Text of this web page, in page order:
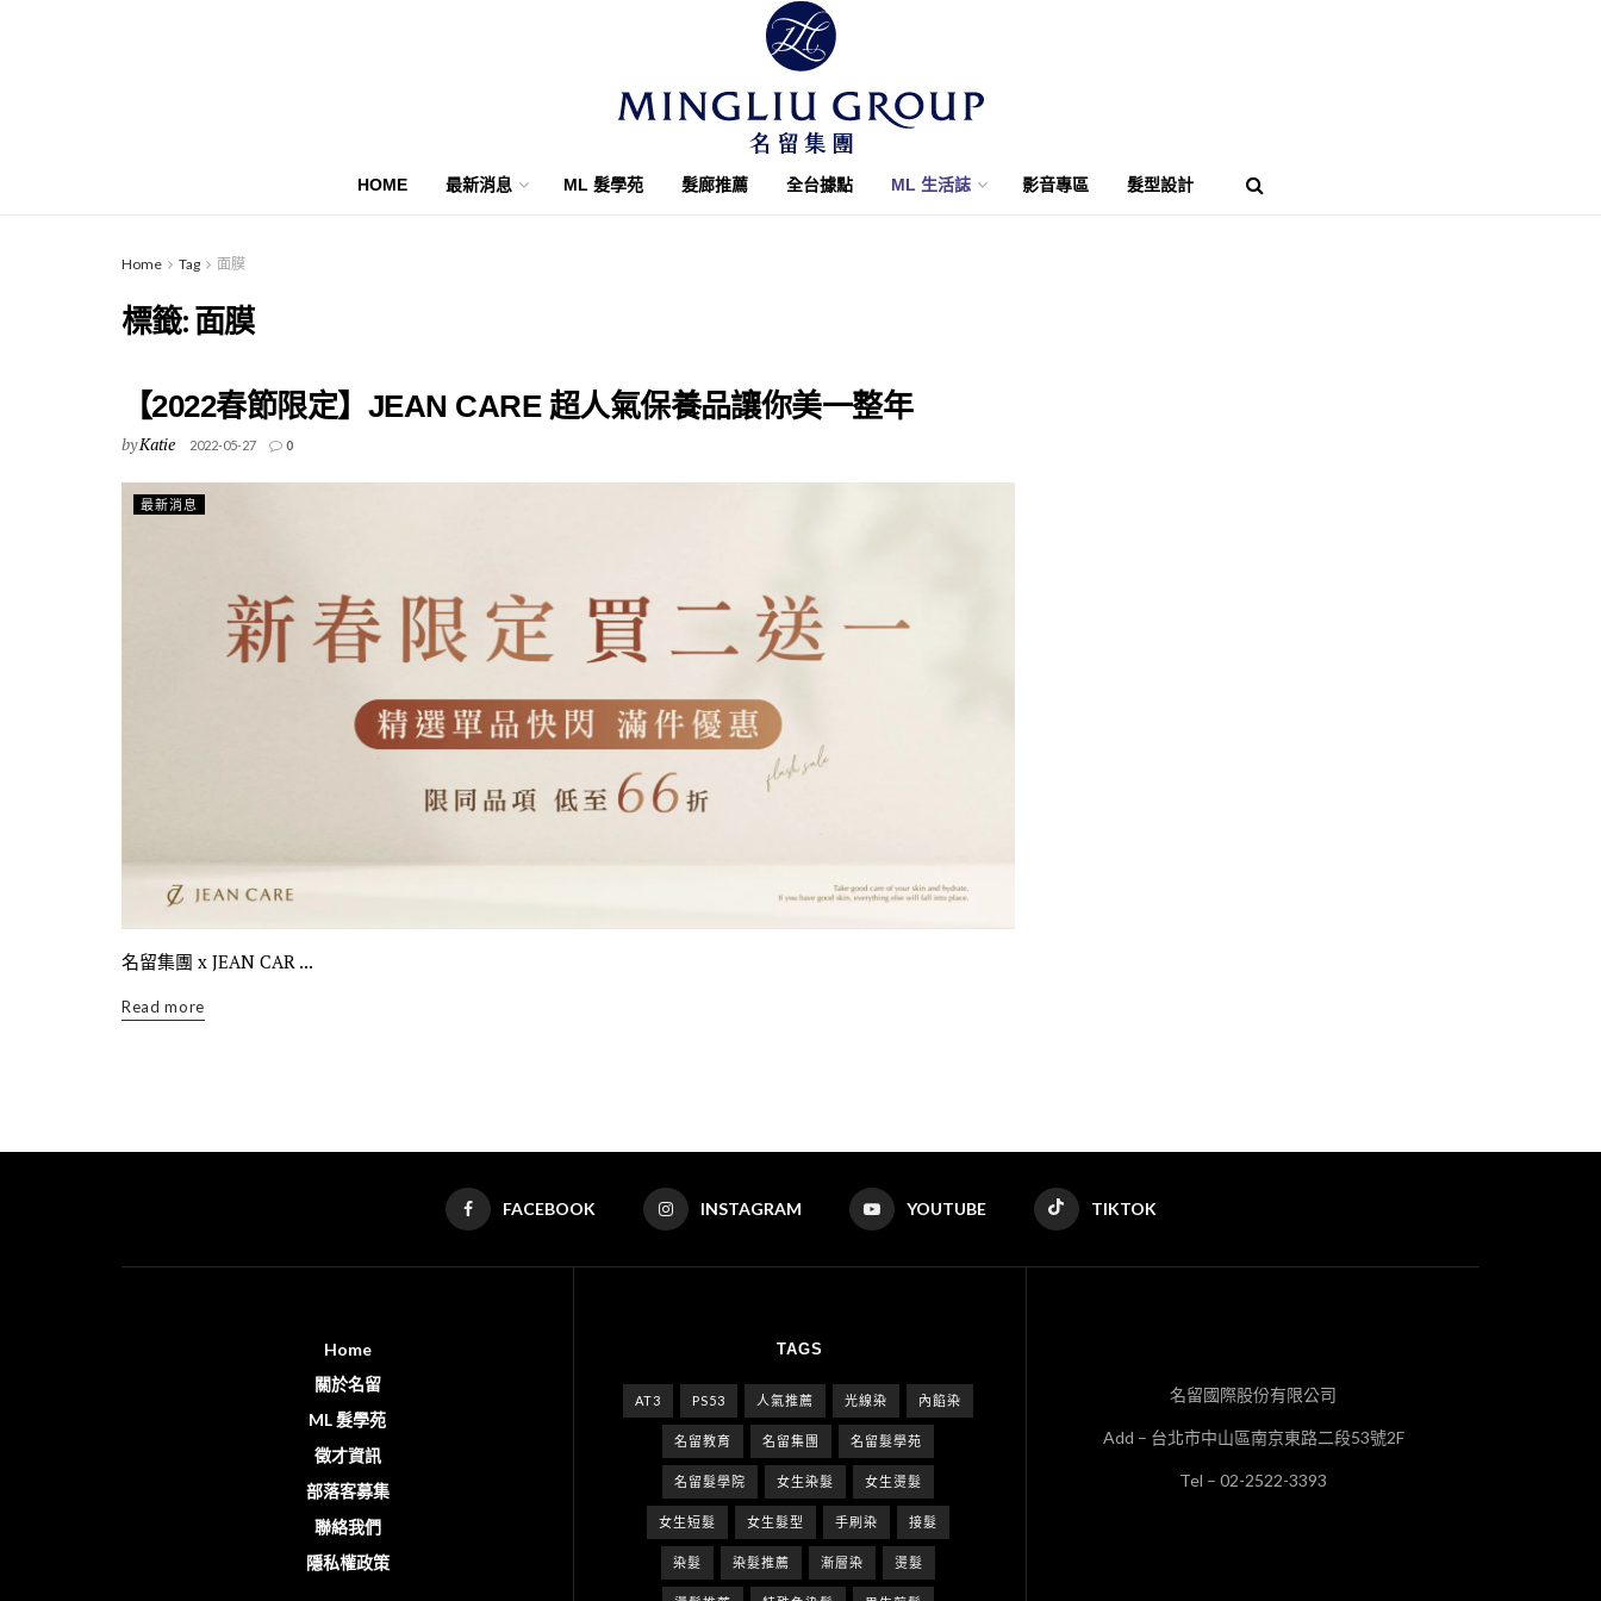
HOME 最新消息 ML 髮學苑 髮廊推薦 全台據點 ML 生活誌 影音專區 髮型設計
Home Tag 面膜
標籤:面膜
【2022春節限定】JEAN CARE 超人氣保養品讓你美一整年
byKatie 2022-05-27 0
最新消息
名留集團 x JEAN CAR ...
Read more
FACEBOOK INSTAGRAM YOUTUBE TIKTOK
Home
關於名留
ML 髮學苑
徵才資訊
部落客募集
聯絡我們
隱私權政策
TAGS
AT3 PS53 人氣推薦 光線染 內餡染
名留教育 名留集團 名留髮學苑
名留髮學院 女生染髮 女生燙髮
女生短髮 女生髮型 手刷染 接髮
染髮 染髮推薦 漸層染 燙髮
名留國際股份有限公司
Add – 台北市中山區南京東路二段53號2F
Tel – 02-2522-3393